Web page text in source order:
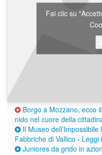
Fai clic su
Borgo a Mozzano, ecco
nido nel cuore della
Il Museo
Fabbriche di Vallico - Leggi
Juniores da grido in